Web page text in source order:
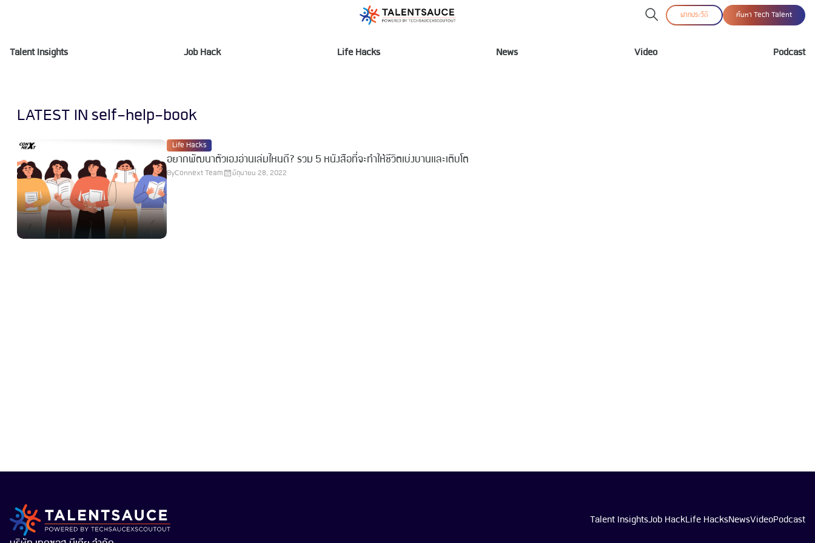
ฝากประวัติ ค้นหา Tech Talent
Talent Insights Job Hack Life Hacks News Video Podcast
LATEST IN self-help-book
Life Hacks
อยากพัฒนาตัวเองอ่านเล่มไหนดี? รวม 5 หนังสือที่จะทำให้ชีวิตเบ่งบานและเติบโต
ByConnext Team มิถุนายน 28, 2022
Talent InsightsJob HackLife HacksNewsVideoPodcast